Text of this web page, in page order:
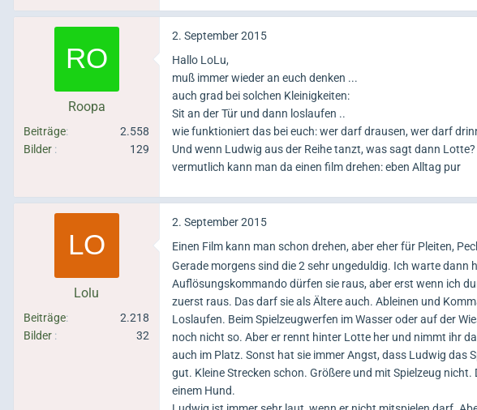
Roopa
Beiträge
2.558
Bilder
129
2. September 2015
Hallo LoLu,
muß immer wieder an euch denken ...
auch grad bei solchen Kleinigkeiten:
Sit an der Tür und dann loslaufen ..
wie funktioniert das bei euch: wer darf drausen, wer darf
Und wenn Ludwig aus der Reihe tanzt, was sagt dann Lotte?
vermutlich kann man da einen film drehen: eben Alltag pur
Lolu
Beiträge
2.218
Bilder
32
2. September 2015
Einen Film kann man schon drehen, aber eher für Pleiten,
Gerade morgens sind die 2 sehr ungeduldig. Ich warte dann
Auflösungskommando dürfen sie raus, aber erst wenn ich
zuerst raus. Das darf sie als Ältere auch. Ableinen und
Loslaufen. Beim Spielzeugwerfen im Wasser oder auf der
noch nicht so. Aber er rennt hinter Lotte her und nimmt ihr
auch im Platz. Sonst hat sie immer Angst, dass Ludwig das
gut. Kleine Strecken schon. Größere und mit Spielzeug
einem Hund.